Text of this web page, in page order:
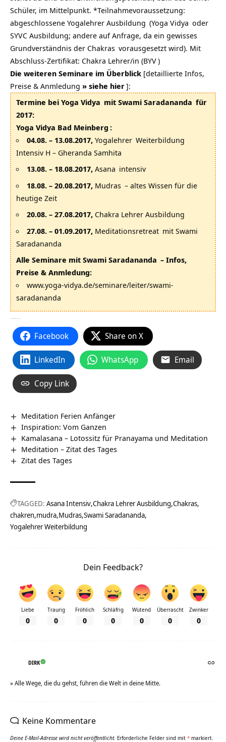
Schüler, im Mittelpunkt. *Teilnahmevoraussetzung:
abgeschlossene Yogalehrer Ausbildung (Yoga Vidya oder
SYVC Ausbildung; andere auf Anfrage, da ein gewisses
Grundverständnis der Chakras vorausgesetzt wird). Mit
Abschluss-Zertifikat: Chakra Lehrer/in (BYV)
Die weiteren Seminare im Überblick [detaillierte Infos,
Preise & Anmledung » siehe hier]:
Termine bei Yoga Vidya mit Swami Saradananda für
2017:
Yoga Vidya Bad Meinberg :
04.08. – 13.08.2017, Yogalehrer Weiterbildung
Intensiv H – Gheranda Samhita
13.08. – 18.08.2017, Asana intensiv
18.08. – 20.08.2017, Mudras – altes Wissen für die
heutige Zeit
20.08. – 27.08.2017, Chakra Lehrer Ausbildung
27.08. – 01.09.2017, Meditationsretreat mit Swami
Saradananda
Alle Seminare mit Swami Saradananda – Infos,
Preise & Anmledung:
www.yoga-vidya.de/seminare/leiter/swami-
saradananda
—–
Facebook Share on X
LinkedIn WhatsApp Email
Copy Link
Meditation Ferien Anfänger
Inspiration: Vom Ganzen
Kamalasana – Lotossitz für Pranayama und Meditation
Meditation – Zitat des Tages
Zitat des Tages
TAGGED: Asana Intensiv Chakra Lehrer Ausbildung Chakras
chakren mudra Mudras Swami Saradananda
Yogalehrer Weiterbildung
Dein Feedback?
Liebe
0
Traurig
0
Fröhlich
0
Schläfrig
0
Wütend
0
Überrascht
0
Zwinker
0
DIRK
» Alle Wege, die du gehst, führen die Welt in deine Mitte.
Keine Kommentare
Deine E-Mail-Adresse wird nicht veröffentlicht. Erforderliche Felder sind mit * markiert.